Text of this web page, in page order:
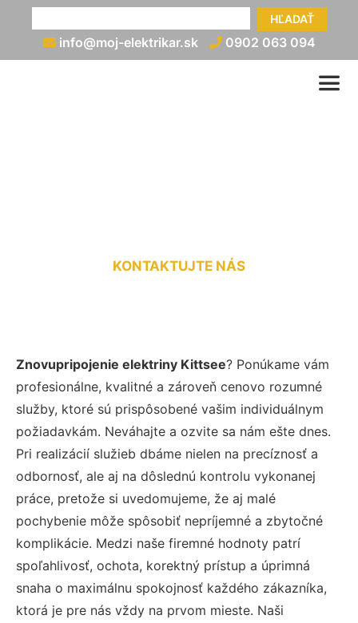
HĽADAŤ
info@moj-elektrikar.sk 0902 063 094
KONTAKTUJTE NÁS
Znovupripojenie elektriny Kittsee? Ponúkame vám
profesionálne, kvalitné a zároveň cenovo rozumné
služby, ktoré sú prispôsobené vašim individuálnym
požiadavkám. Neváhajte a ozvite sa nám ešte dnes.
Pri realizácií služieb dbáme nielen na precíznosť a
odbornosť, ale aj na dôslednú kontrolu vykonanej
práce, pretože si uvedomujeme, že aj malé
pochybenie môže spôsobiť nepríjemné a zbytočné
komplikácie. Medzi naše firemné hodnoty patrí
spoľahlivosť, ochota, korektný prístup a úprimná
snaha o maximálnu spokojnosť každého zákazníka,
ktorá je pre nás vždy na prvom mieste. Naši